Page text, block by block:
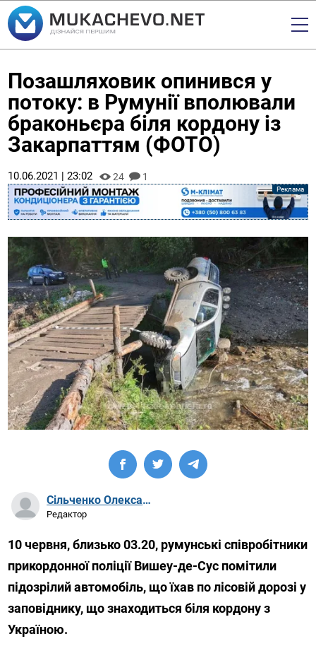
Позашляховик опинився у
потоку: в Румунії вполювали
браконьєра біля кордону із
Закарпаттям (ФОТО)
10.06.2021 | 23:02 24 1
Сільченко Олександр Артурович
Редактор
10 червня, близько 03.20, румунські співробітники
прикордонної поліції Вишеу-де-Сус помітили
підозрілий автомобіль, що їхав по лісовій дорозі у
заповіднику, що знаходиться біля кордону з
Україною.